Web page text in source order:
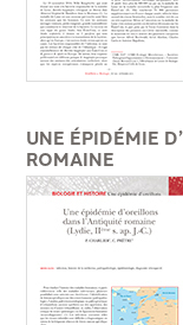
UNE ÉPIDÉMIE
ROMAINE